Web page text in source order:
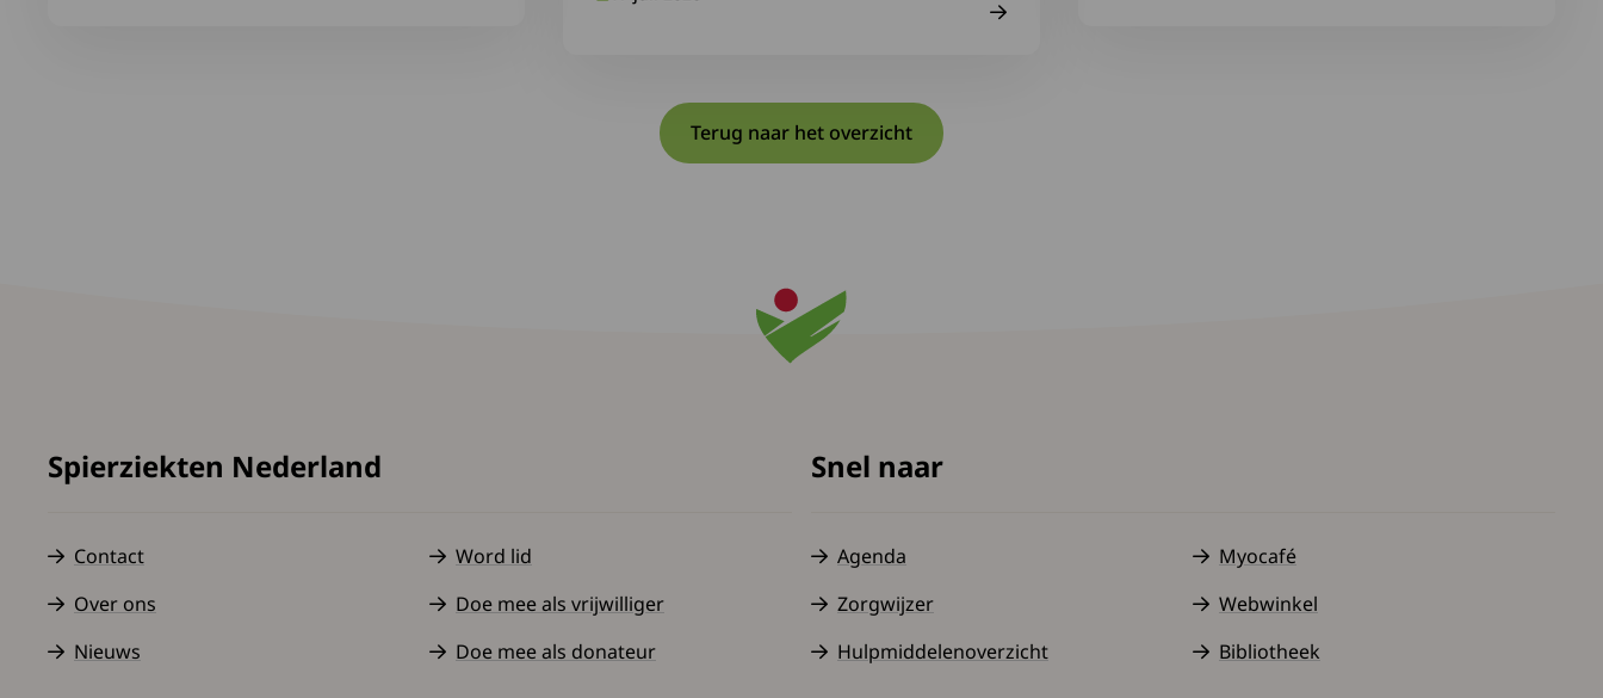
Terug naar het overzicht
Spierziekten Nederland
Contact
Over ons
Nieuws
Word lid
Doe mee als vrijwilliger
Doe mee als donateur
Snel naar
Agenda
Zorgwijzer
Hulpmiddelenoverzicht
Myocafé
Webwinkel
Bibliotheek